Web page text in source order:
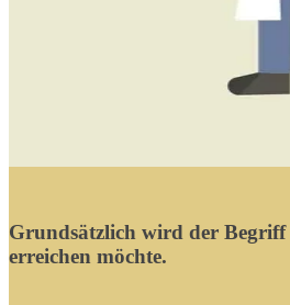
Grundsätzlich wird der Begriff
erreichen möchte.